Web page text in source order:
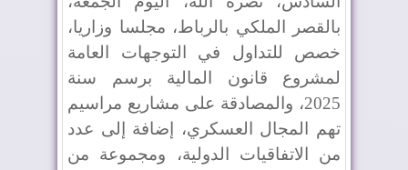
بالقصر الملكي بالرباط، مجلسا وزاريا،
خصص للتداول في التوجهات العامة
لمشروع قانون المالية برسم سنة
2025، والمصادقة على مشاريع مراسيم
تهم المجال العسكري، إضافة إلى عدد
من الاتفاقيات الدولية، ومجموعة من